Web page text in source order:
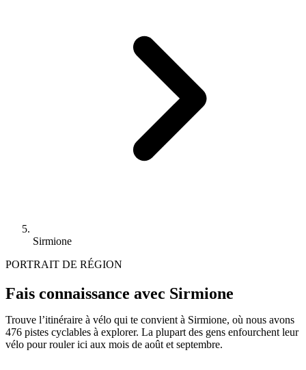
Sirmione
PORTRAIT DE RÉGION
Fais connaissance avec Sirmione
Trouve l’itinéraire à vélo qui te convient à Sirmione, où nous avons
476 pistes cyclables à explorer. La plupart des gens enfourchent leur
vélo pour rouler ici aux mois de août et septembre.